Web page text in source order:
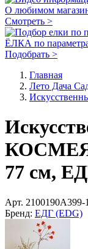
О любимом
Смотреть >
ЁЛКА по
Подобрать >
Главная
Лето Дача
КОСМЕЯ,
77 см,
Арт. 2100190A399-1
Бренд: ЕДГ (EDG)